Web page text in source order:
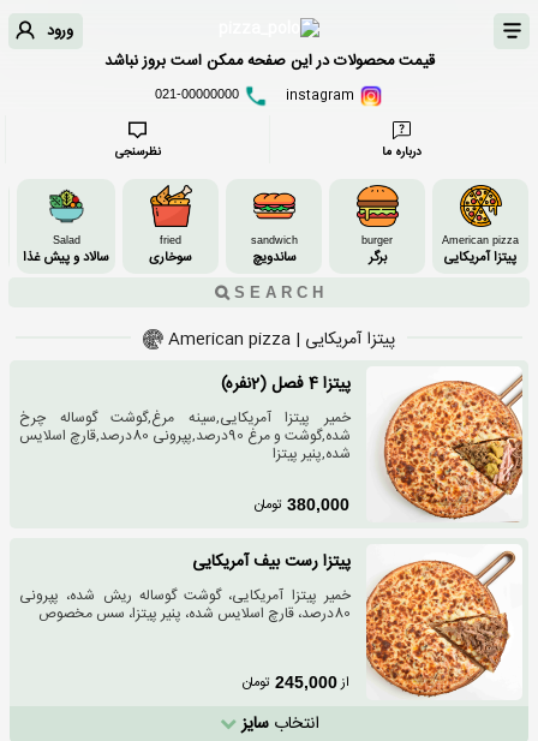
ورود
قیمت محصولات در این صفحه ممکن است بروز نباشد
021-00000000
درباره ما نظرسنجی
American pizza
پیتزا آمریکایی
burger
برگر
sandwich
ساندویچ
fried
سوخاری
Salad
سالاد و پیش غذا
پیتزا آمریکایی | American pizza
پیتزا 4 فصل (2نفره)
خمیر پیتزا آمریکایی,سینه مرغ,گوشت گوساله چرخ
شده,گوشت و مرغ 90درصد,پپرونی 80درصد,قارچ اسلایس
شده,پنیر پیتزا
380,000 تومان
پیتزا رست بیف آمریکایی
خمیر پیتزا آمریکایی، گوشت گوساله ریش شده، پپرونی
80درصد، قارچ اسلایس شده، پنیر پیتزا، سس مخصوص
از245,000 تومان
انتخابسایز